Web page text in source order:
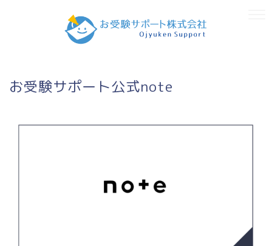
お受験サポート公式note